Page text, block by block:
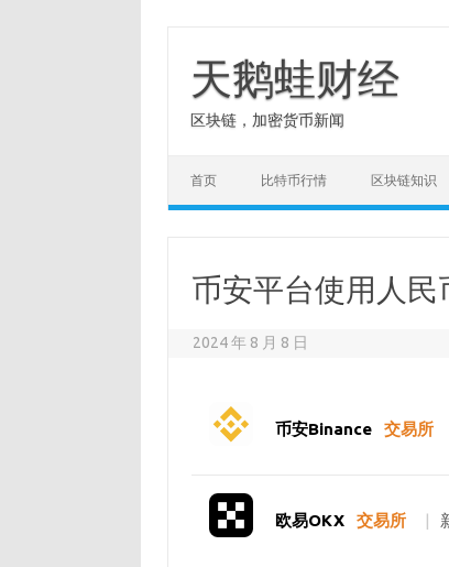
content
天鹅蛙财经
区块链，加密货币新闻
首页 比特币行情 区块链知识
币安平台使用人
2024 年 8 月 8 日
币安Binance 交易所
欧易OKX 交易所 |